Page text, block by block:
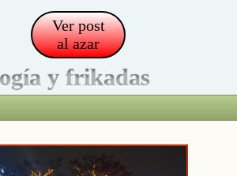
Ver post
al azar
y frikadas